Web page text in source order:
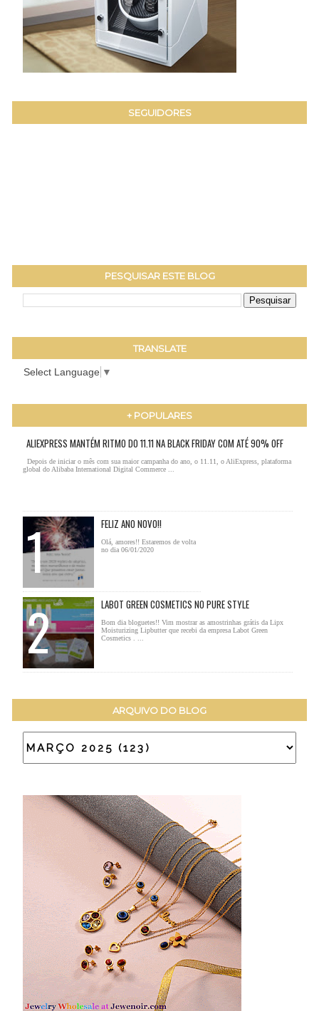
SEGUIDORES
PESQUISAR ESTE BLOG
TRANSLATE
Select Language ▼
+ POPULARES
ALIEXPRESS MANTÉM RITMO DO 11.11 NA BLACK FRIDAY COM ATÉ 90% OFF
Depois de iniciar o mês com sua maior campanha do ano, o 11.11, o AliExpress, plataforma
global do Alibaba International Digital Commerce ...
FELIZ ANO NOVO!!
Olá, amores!! Estaremos de volta
no dia 06/01/2020
LABOT GREEN COSMETICS NO PURE STYLE
Bom dia bloguetes!! Vim mostrar as amostrinhas grátis da Lipx
Moisturizing Lipbutter que recebi da empresa Labot Green
Cosmetics . ...
ARQUIVO DO BLOG